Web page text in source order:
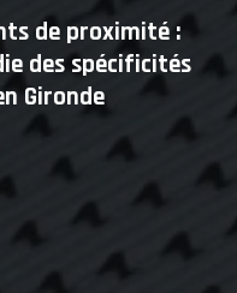
de proximité :
des spécificités
Gironde